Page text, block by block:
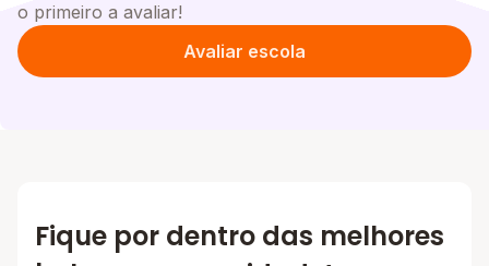
o primeiro a avaliar!
Avaliar escola
Fique por dentro das melhores